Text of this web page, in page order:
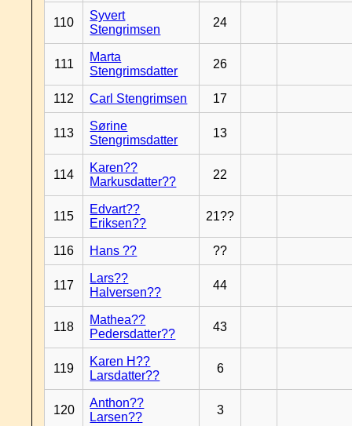
110
Syvert
Stengrimsen
24
111
Marta
Stengrimsdatter
26
112 Carl Stengrimsen 17
113
Sørine
Stengrimsdatter
13
114
Karen??
Markusdatter??
22
115
Edvart??
Eriksen??
21??
116 Hans ?? ??
117
Lars??
Halversen??
44
118
Mathea??
Pedersdatter??
43
119
Karen H??
Larsdatter??
6
120
Anthon??
Larsen??
3